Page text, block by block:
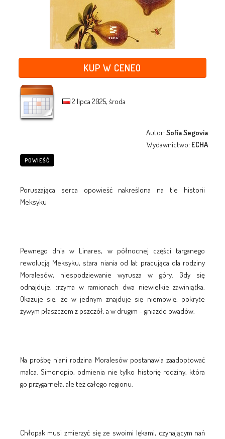
KUP W CENEO
2 lipca 2025, środa
Autor:Sofía Segovia
Wydawnictwo: ECHA
POWIEŚĆ
Poruszająca serca opowieść nakreślona na tle historii
Meksyku
Pewnego dnia w Linares, w północnej części targanego
rewolucją Meksyku, stara niania od lat pracująca dla rodziny
Moralesów, niespodziewanie wyrusza w góry. Gdy się
odnajduje, trzyma w ramionach dwa niewielkie zawiniątka.
Okazuje się, że w jednym znajduje się niemowlę, pokryte
żywym płaszczem z pszczół, a w drugim – gniazdo owadów.
Na prośbę niani rodzina Moralesów postanawia zaadoptować
malca. Simonopio, odmienia nie tylko historię rodziny, która
go przygarnęła, ale też całego regionu.
Chłopak musi zmierzyć się ze swoimi lękami, czyhającym nań